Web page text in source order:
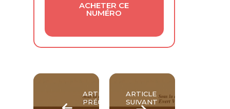
ACHETER CE
NUMÉRO
ARTICLE
PRÉCÉDENT
ARTICLE
SUIVANT